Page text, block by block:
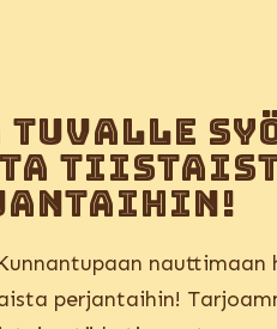
nauttimaan
perjantaihin!